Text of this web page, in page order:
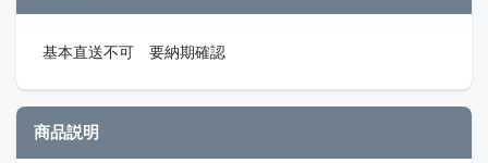
基本直送不可 要納期確認
商品説明